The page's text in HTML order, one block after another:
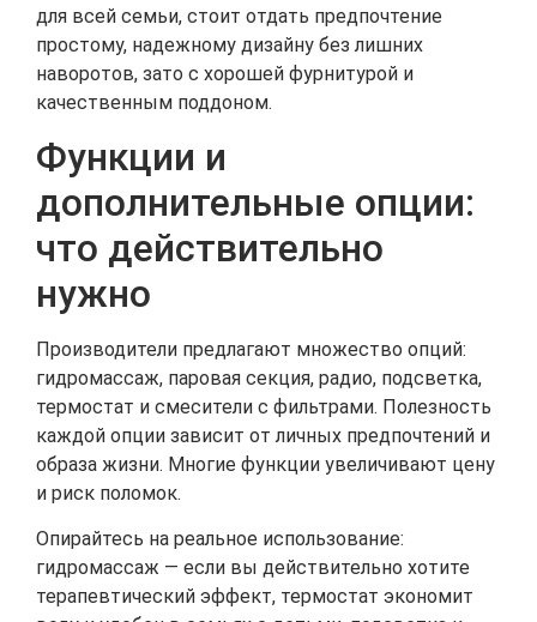
для всей семьи, стоит отдать предпочтение
простому, надежному дизайну без лишних
наворотов, зато с хорошей фурнитурой и
качественным поддоном.
Функции и
дополнительные опции:
что действительно
нужно
Производители предлагают множество опций:
гидромассаж, паровая секция, радио, подсветка,
термостат и смесители с фильтрами. Полезность
каждой опции зависит от личных предпочтений и
образа жизни. Многие функции увеличивают цену
и риск поломок.
Опирайтесь на реальное использование:
гидромассаж — если вы действительно хотите
терапевтический эффект, термостат экономит